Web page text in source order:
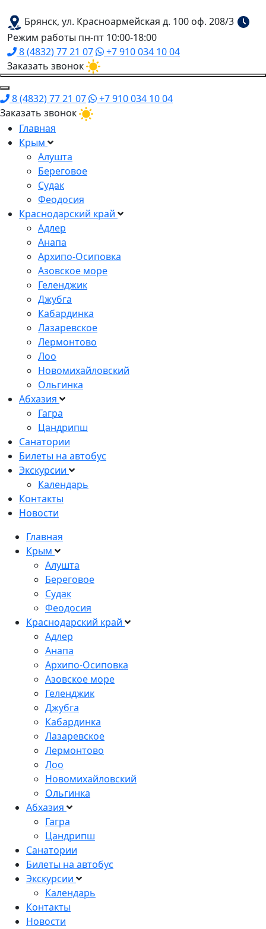
Брянск, ул. Красноармейская д. 100 оф. 208/3
Режим работы пн-пт 10:00-18:00
8 (4832) 77 21 07
+7 910 034 10 04
Заказать звонок
8 (4832) 77 21 07
+7 910 034 10 04
Заказать звонок
Главная
Крым
Алушта
Береговое
Судак
Феодосия
Краснодарский край
Адлер
Анапа
Архипо-Осиповка
Азовское море
Геленджик
Джубга
Кабардинка
Лазаревское
Лермонтово
Лоо
Новомихайловский
Ольгинка
Абхазия
Гагра
Цандрипш
Санатории
Билеты на автобус
Экскурсии
Календарь
Контакты
Новости
Главная
Крым
Алушта
Береговое
Судак
Феодосия
Краснодарский край
Адлер
Анапа
Архипо-Осиповка
Азовское море
Геленджик
Джубга
Кабардинка
Лазаревское
Лермонтово
Лоо
Новомихайловский
Ольгинка
Абхазия
Гагра
Цандрипш
Санатории
Билеты на автобус
Экскурсии
Календарь
Контакты
Новости